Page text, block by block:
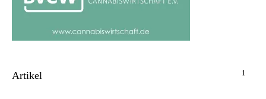
Artikel 1